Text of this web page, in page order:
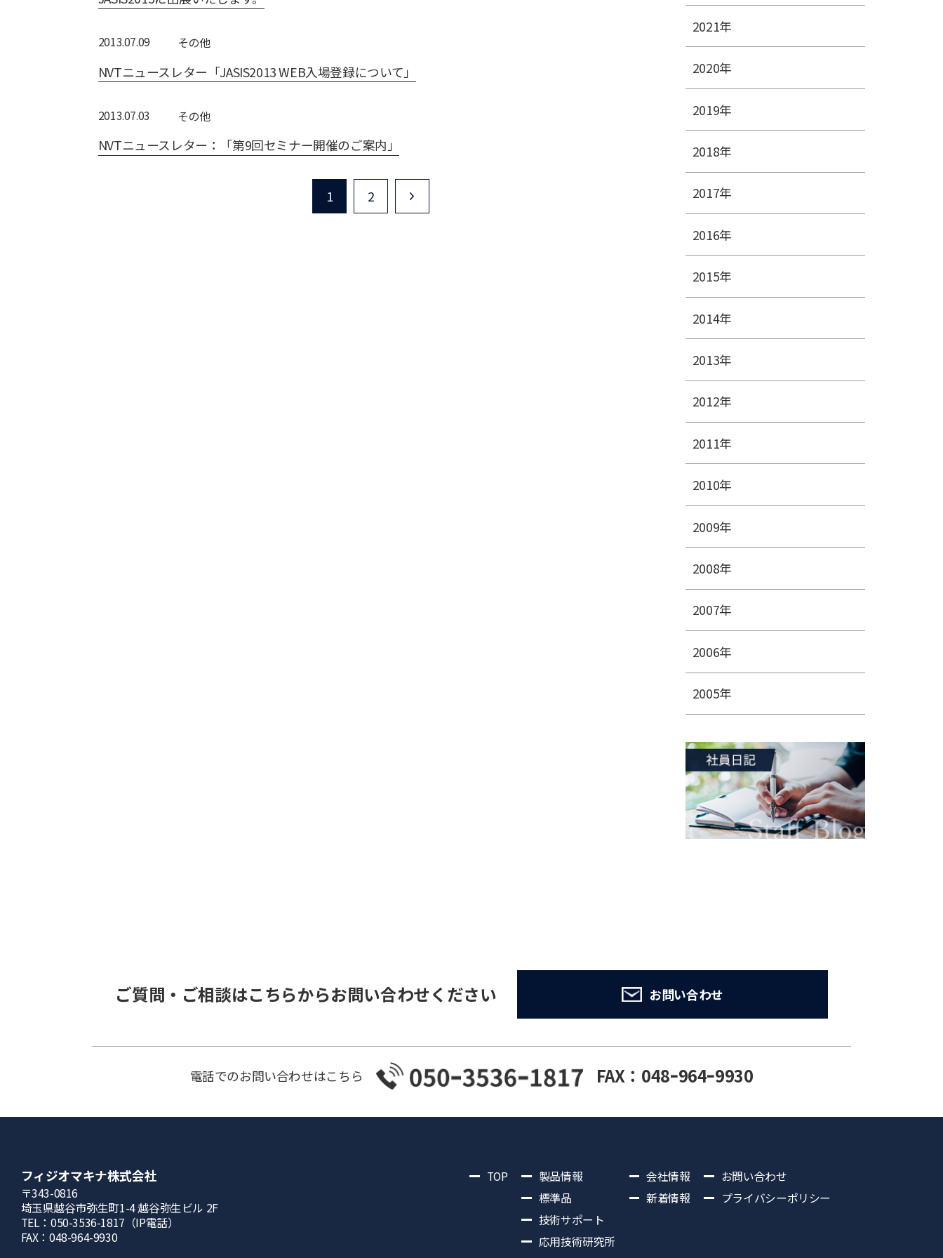
2013.07.09 その他
NVTニュースレター「JASIS2013 WEB入場登録について」
2013.07.03 その他
NVTニュースレター：「第9回セミナー開催のご案内」
1 2
2021年
2020年
2019年
2018年
2017年
2016年
2015年
2014年
2013年
2012年
2011年
2010年
2009年
2008年
2007年
2006年
2005年
ご質問・ご相談はこちらからお問い合わせください お問い合わせ
電話でのお問い合わせはこちら FAX：048ｰ964ｰ9930
フィジオマキナ株式会社
〒343-0816
埼⽟県越⾕市弥⽣町1-4 越⾕弥⽣ビル 2F
TEL：050-3536-1817（IP電話）
FAX：048-964-9930
TOP
製品情報
標準品
技術サポート
応用技術研究所
会社情報
新着情報
お問い合わせ
プライバシーポリシー